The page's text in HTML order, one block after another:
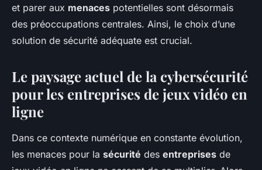
Pauline• 20 mars 2024•6 min de lecture
et parer aux menaces potentielles sont désormais
des préoccupations centrales. Ainsi, le choix d’une
solution de sécurité adéquate est crucial.
Le paysage actuel de la cybersécurité
pour les entreprises de jeux vidéo en
ligne
Dans ce contexte numérique en constante évolution,
les menaces pour la sécurité des entreprises de